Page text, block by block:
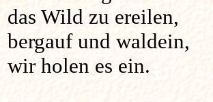
das Wild zu ereilen,
bergauf und waldein,
wir holen es ein.